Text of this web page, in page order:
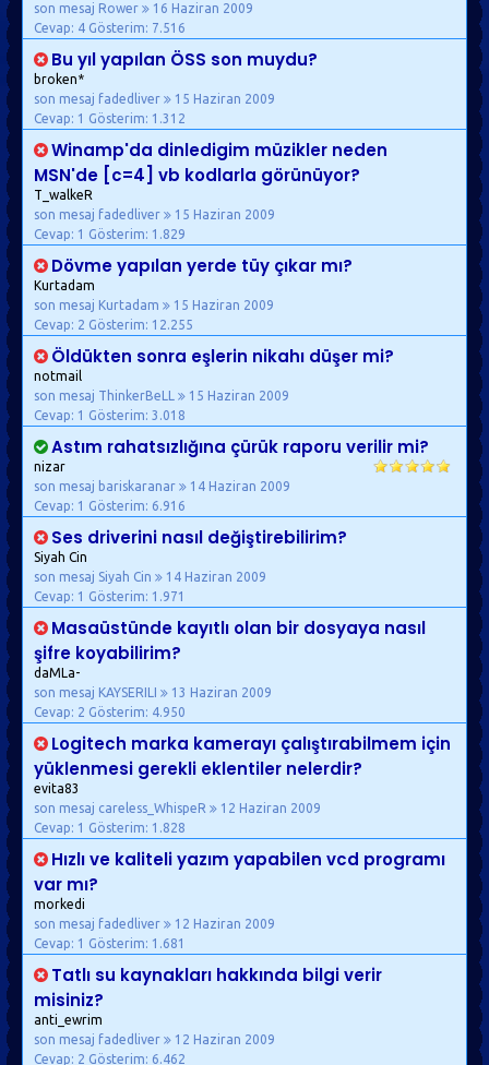
son mesaj Rower
16 Haziran 2009
Cevap: 4 Gösterim: 7.516
Bu yıl yapılan ÖSS son muydu?
broken*
son mesaj fadedliver
15 Haziran 2009
Cevap: 1 Gösterim: 1.312
Winamp'da dinledigim müzikler neden
MSN'de [c=4] vb kodlarla görünüyor?
T_walkeR
son mesaj fadedliver
15 Haziran 2009
Cevap: 1 Gösterim: 1.829
Dövme yapılan yerde tüy çıkar mı?
Kurtadam
son mesaj Kurtadam
15 Haziran 2009
Cevap: 2 Gösterim: 12.255
Öldükten sonra eşlerin nikahı düşer mi?
notmail
son mesaj ThinkerBeLL
15 Haziran 2009
Cevap: 1 Gösterim: 3.018
Astım rahatsızlığına çürük raporu verilir mi?
nizar
son mesaj bariskaranar
14 Haziran 2009
Cevap: 1 Gösterim: 6.916
Ses driverini nasıl değiştirebilirim?
Siyah Cin
son mesaj Siyah Cin
14 Haziran 2009
Cevap: 1 Gösterim: 1.971
Masaüstünde kayıtlı olan bir dosyaya nasıl
şifre koyabilirim?
daMLa-
son mesaj KAYSERILI
13 Haziran 2009
Cevap: 2 Gösterim: 4.950
Logitech marka kamerayı çalıştırabilmem için
yüklenmesi gerekli eklentiler nelerdir?
evita83
son mesaj careless_WhispeR
12 Haziran 2009
Cevap: 1 Gösterim: 1.828
Hızlı ve kaliteli yazım yapabilen vcd programı
var mı?
morkedi
son mesaj fadedliver
12 Haziran 2009
Cevap: 1 Gösterim: 1.681
Tatlı su kaynakları hakkında bilgi verir
misiniz?
anti_ewrim
son mesaj fadedliver
12 Haziran 2009
Cevap: 2 Gösterim: 6.462